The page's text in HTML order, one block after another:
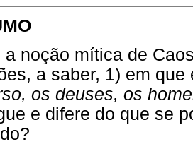
a noção mítica de
a saber, 1) em
os deuses, os
e difere do que se